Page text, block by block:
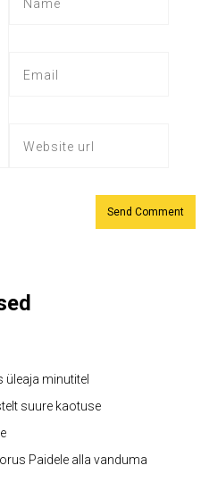
minutitel
suure kaotuse
Paidele alla vanduma